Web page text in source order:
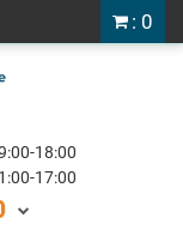
: 0
18:00
17:00